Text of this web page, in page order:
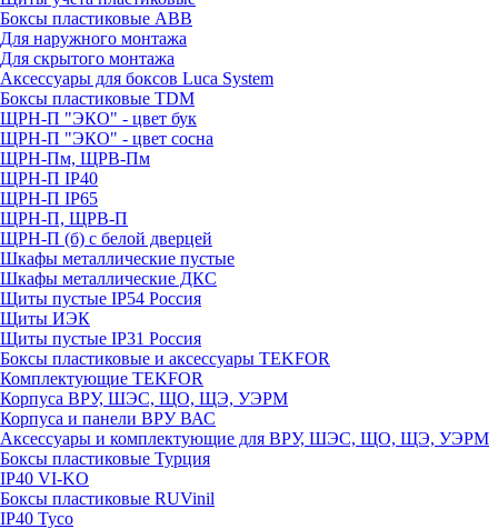
Боксы пластиковые ABB
Для наружного монтажа
Для скрытого монтажа
Аксессуары для боксов Luca System
Боксы пластиковые TDM
ЩРН-П "ЭКО" - цвет бук
ЩРН-П "ЭКО" - цвет сосна
ЩРН-Пм, ЩРВ-Пм
ЩРН-П IP40
ЩРН-П IP65
ЩРН-П, ЩРВ-П
ЩРН-П (б) с белой дверцей
Шкафы металлические пустые
Шкафы металлические ДКС
Щиты пустые IP54 Россия
Щиты ИЭК
Щиты пустые IP31 Россия
Боксы пластиковые и аксессуары TEKFOR
Комплектующие TEKFOR
Корпуса ВРУ, ШЭС, ЩО, ЩЭ, УЭРМ
Корпуса и панели ВРУ ВАС
Аксессуары и комплектующие для ВРУ, ШЭС, ЩО, ЩЭ, УЭРМ
Боксы пластиковые Турция
IP40 VI-KO
Боксы пластиковые RUVinil
IP40 Тусо